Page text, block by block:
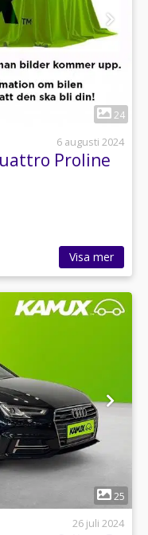
24
6 augusti 2024
Proline
Visa mer
25
26 juli 2024